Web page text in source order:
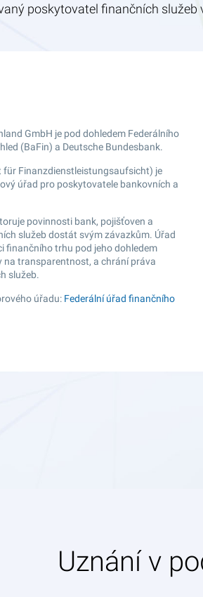
poskytovatel finančních služeb
GmbH je pod dohledem Federálního
(BaFin) a Deutsche Bundesbank.
für Finanzdienstleistungsaufsicht) je
úřad pro poskytovatele bankovních a
povinnosti bank, pojišťoven a
služeb dostát svým závazkům. Úřad
finančního trhu pod jeho dohledem
na transparentnost, a chrání práva
služeb.
úřadu: Federální úřad finančního
Uznání v